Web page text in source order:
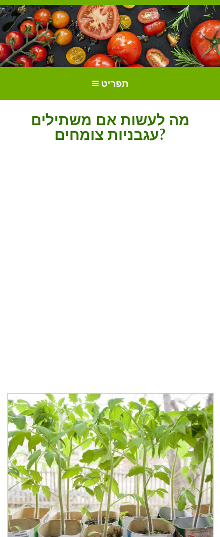
תפריט
מה לעשות אם משתילים
עגבניות צומחים?